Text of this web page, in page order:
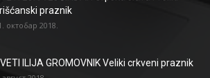
praznik
октобар 2018.
ILIJA GROMOVNIK Veliki crkveni praznik